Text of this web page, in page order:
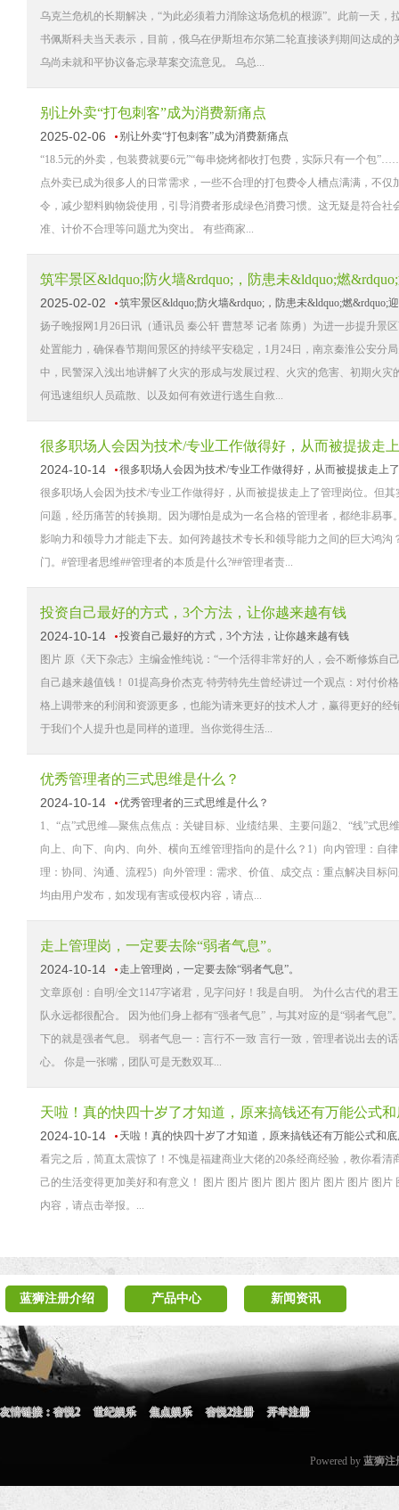
乌克兰危机的长期解决，“为此必须着力消除这场危机的根源”。此前一天
书佩斯科夫当天表示，目前，俄乌在伊斯坦布尔第二轮直接谈判期间达成
乌尚未就和平协议备忘录草案交流意见。 乌总...
别让外卖“打包刺客”成为消费新痛点
2025-02-06
别让外卖“打包刺客”成为消费新痛点
“18.5元的外卖，包装费就要6元”“每串烧烤都收打包费，实际只有一个包
点外卖已成为很多人的日常需求，一些不合理的打包费令人槽点满满，不
令，减少塑料购物袋使用，引导消费者形成绿色消费习惯。这无疑是符合
准、计价不合理等问题尤为突出。 有些商家...
筑牢景区&ldquo;防火墙&rdquo;，防患未&ldquo;燃
2025-02-02
筑牢景区&ldquo;防火墙&rdquo;，防患未&ldquo;燃&rdquo;
扬子晚报网1月26日讯（通讯员 秦公轩 曹慧琴 记者 陈勇）为进一步提升
处置能力，确保春节期间景区的持续平安稳定，1月24日，南京秦淮公安分
中，民警深入浅出地讲解了火灾的形成与发展过程、火灾的危害、初期火
何迅速组织人员疏散、以及如何有效进行逃生自救...
很多职场人会因为技术/专业工作做得好，从而被提拔走
2024-10-14
很多职场人会因为技术/专业工作做得好，从而被提拔走上
很多职场人会因为技术/专业工作做得好，从而被提拔走上了管理岗位。但
问题，经历痛苦的转换期。因为哪怕是成为一名合格的管理者，都绝非易
影响力和领导力才能走下去。如何跨越技术专长和领导能力之间的巨大鸿
门。#管理者思维##管理者的本质是什么?##管理者责...
投资自己最好的方式，3个方法，让你越来越有钱
2024-10-14
投资自己最好的方式，3个方法，让你越来越有钱
图片 原《天下杂志》主编金惟纯说：“一个活得非常好的人，会不断修炼
自己越来越值钱！ 01提高身价杰克·特劳特先生曾经讲过一个观点：对付
格上调带来的利润和资源更多，也能为请来更好的技术人才，赢得更好的
于我们个人提升也是同样的道理。当你觉得生活...
优秀管理者的三式思维是什么？
2024-10-14
优秀管理者的三式思维是什么？
1、“点”式思维—聚焦点焦点：关键目标、业绩结果、主要问题2、“线”式
向上、向下、向内、向外、横向五维管理指向的是什么？1）向内管理：自
理：协同、沟通、流程5）向外管理：需求、价值、成交点：重点解决目标
均由用户发布，如发现有害或侵权内容，请点...
走上管理岗，一定要去除“弱者气息”。
2024-10-14
走上管理岗，一定要去除“弱者气息”。
文章原创：自明/全文1147字诸君，见字问好！我是自明。 为什么古代的君
队永远都很配合。 因为他们身上都有“强者气息”，与其对应的是“弱者气
下的就是强者气息。 弱者气息一：言行不一致 言行一致，管理者说出去的
心。 你是一张嘴，团队可是无数双耳...
天啦！真的快四十岁了才知道，原来搞钱还有万能公式
2024-10-14
天啦！真的快四十岁了才知道，原来搞钱还有万能公式和
看完之后，简直太震惊了！不愧是福建商业大佬的20条经商经验，教你看
己的生活变得更加美好和有意义！ 图片 图片 图片 图片 图片 图片 图片 图
内容，请点击举报。...
蓝狮注册介绍 产品中心 新闻资讯
友情链接：杏悦2 世纪娱乐 焦点娱乐 杏悦2注册 开丰注册
Powered by 蓝狮注